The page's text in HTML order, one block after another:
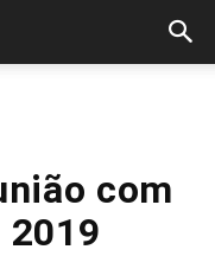
com